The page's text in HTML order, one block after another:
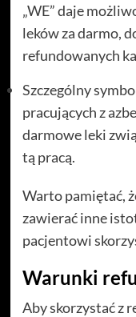
„WE” daje
leków za darmo,
refundowanych
Szczególny
pracujących z
darmowe leki
tą pracą.
Warto pamiętać,
zawierać inne
pacjentowi
Warunki
Aby skorzystać z